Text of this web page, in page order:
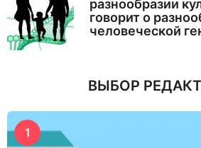
разнообразии
говорит о
человеческой
ВЫБОР
1